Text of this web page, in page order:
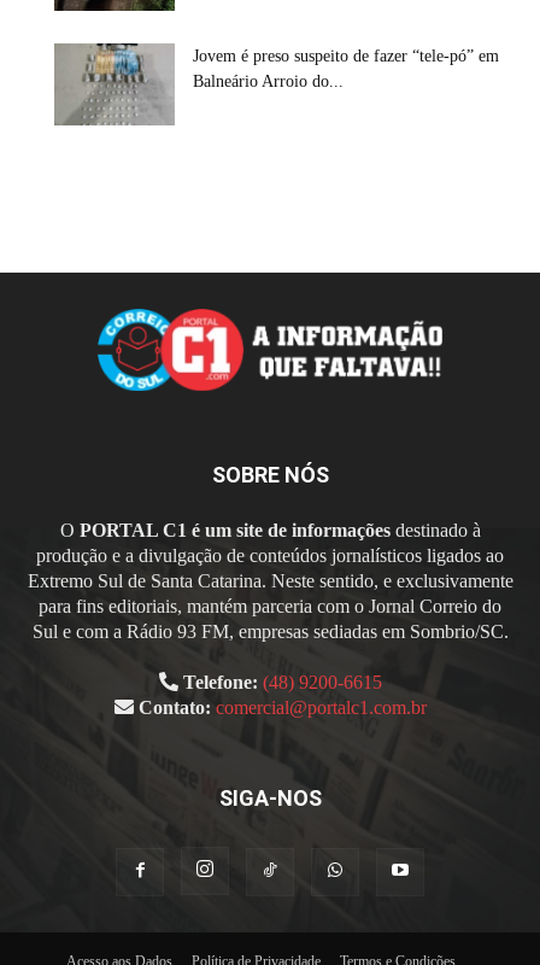
Jovem é preso suspeito de fazer “tele-pó” em
Balneário Arroio do...
SOBRE NÓS
O PORTAL C1 é um site de informaçõesdestinado à
produção e a divulgação de conteúdos jornalísticos ligados ao
Extremo Sul de Santa Catarina. Neste sentido, e exclusivamente
para fins editoriais, mantém parceria com o Jornal Correio do
Sul e com a Rádio 93 FM, empresas sediadas em Sombrio/SC.
Telefone: (48) 9200-6615
Contato: comercial@portalc1.com.br
SIGA-NOS
Acesso aos Dados Política de Privacidade Termos e Condições